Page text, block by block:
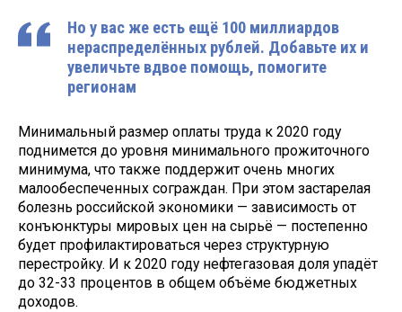
Но у вас же есть ещё 100 миллиардов
нераспределённых рублей. Добавьте их и
увеличьте вдвое помощь, помогите
регионам
Минимальный размер оплаты труда к 2020 году
поднимется до уровня минимального прожиточного
минимума, что также поддержит очень многих
малообеспеченных сограждан. При этом застарелая
болезнь российской экономики — зависимость от
конъюнктуры мировых цен на сырьё — постепенно
будет профилактироваться через структурную
перестройку. И к 2020 году нефтегазовая доля упадёт
до 32-33 процентов в общем объёме бюджетных
доходов.